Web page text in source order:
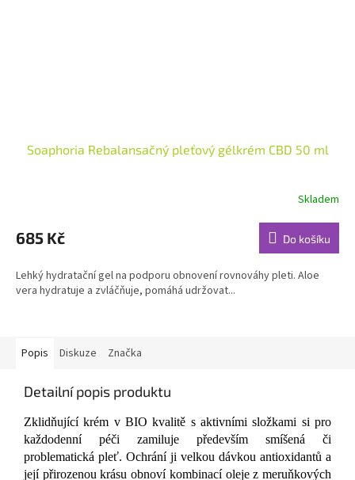
Soaphoria Rebalansačný pleťový gélkrém CBD 50 ml
produktu
je
z
5
Skladem
685 Kč Do košíku
Lehký hydratační gel na podporu obnovení rovnováhy pleti. Aloe
vera hydratuje a zvláčňuje, pomáhá udržovat...
Popis Diskuze Značka
Detailní popis produktu
Zklidňující krém v BIO kvalitě s aktivními složkami si pro
každodenní péči zamiluje především smíšená či
problematická pleť. Ochrání ji velkou dávkou antioxidantů a
její přirozenou krásu obnoví kombinací oleje z meruňkových